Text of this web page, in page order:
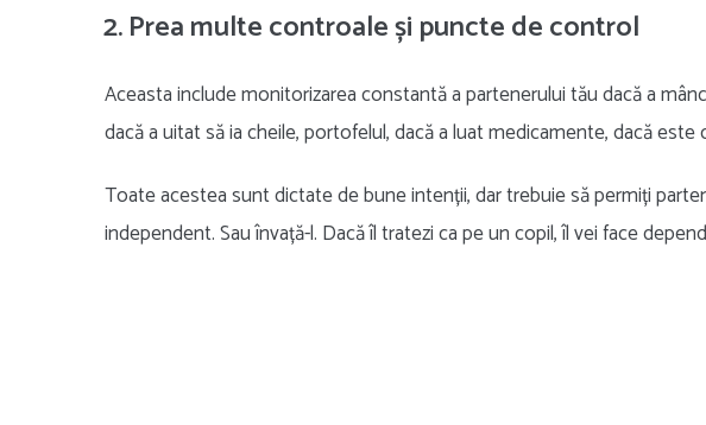
2. Prea multe controale și puncte de control
Aceasta include monitorizarea constantă a partenerului tău dacă a
dacă a uitat să ia cheile, portofelul, dacă a luat medicamente, dacă este
Toate acestea sunt dictate de bune intenții, dar trebuie să permiți
independent. Sau învață-l. Dacă îl tratezi ca pe un copil, îl vei face